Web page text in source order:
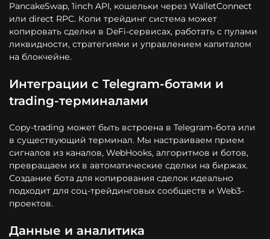
PancakeSwap, 1inch API, кошельки через WalletConnect
или direct RPC. Копи трейдинг система может
копировать сделки в DeFi-сервисах, работать с пулами
ликвидности, стратегиями и управлением капиталом
на блокчейне.
Интеграции с Telegram-ботами и
trading-терминалами
Copy-trading может быть встроена в Telegram-бота или
в существующий терминал. Мы настраиваем прием
сигналов из каналов, WebHooks, алгоритмов и ботов,
превращаем их в автоматические сделки на биржах.
Создание бота для копирования сделок идеально
подходит для соц-трейдинговых сообществ и Web3-
проектов.
Данные и аналитика